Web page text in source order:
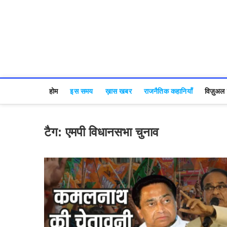
होम इस समय ख़ास खबर राजनैतिक कहानियाँ विज़ुअल
टैग:एमपी विधानसभा चुनाव